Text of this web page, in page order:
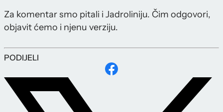
Za komentar smo pitali i Jadroliniju. Čim odgovori,
objavit ćemo i njenu verziju.
PODIJELI